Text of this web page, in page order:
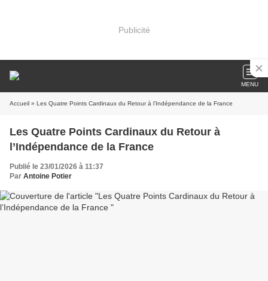
Publicité
MENU
Accueil » Les Quatre Points Cardinaux du Retour à l’Indépendance de la France
Les Quatre Points Cardinaux du Retour à
l’Indépendance de la France
Publié le 23/01/2026 à 11:37
Par Antoine Potier